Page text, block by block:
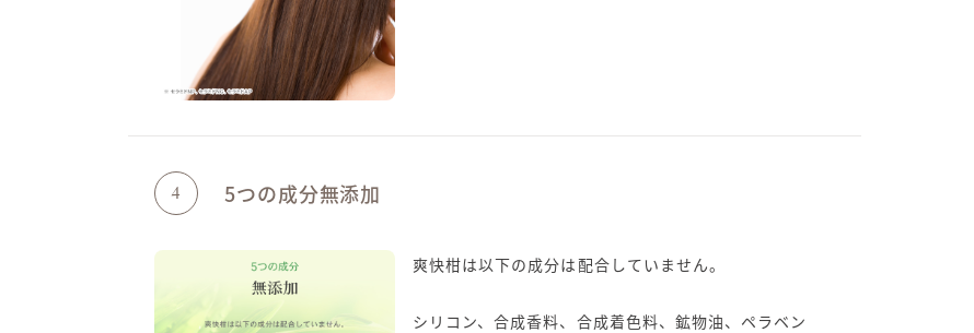
4 5つの成分無添加
爽快柑は以下の成分は配合していません。
シリコン、合成香料、合成着色料、鉱物油、ペラベン